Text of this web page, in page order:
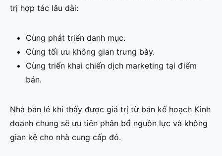
trị hợp tác lâu dài:
Cùng phát triển danh mục.
Cùng tối ưu không gian trưng bày.
Cùng triển khai chiến dịch marketing tại điểm
bán.
Nhà bán lẻ khi thấy được giá trị từ bản kế hoạch Kinh
doanh chung sẽ ưu tiên phân bổ nguồn lực và không
gian kệ cho nhà cung cấp đó.